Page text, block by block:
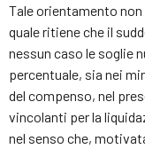
Tale orientamento non
quale ritiene che il
nessun caso le soglie
percentuale, sia nei
del compenso, nel
vincolanti per la
nel senso che,